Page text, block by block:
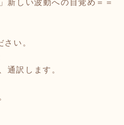
新しい波動への目覚め＝＝
い。
通訳します。